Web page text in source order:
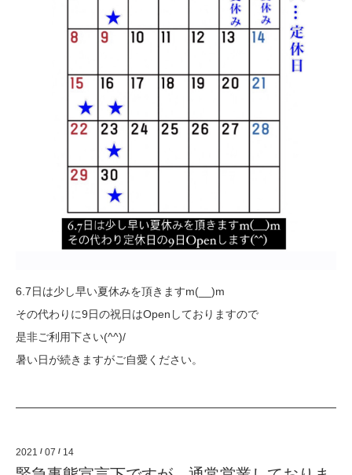
6.7日は少し早い夏休みを頂きますm(__)m
その代わりに9日の祝日はOpenしておりますので
是非ご利用下さい(^^)/
暑い日が続きますがご自愛ください。
2021 / 07 / 14